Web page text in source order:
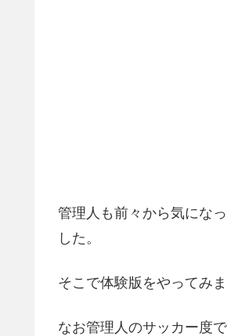
管理人も前々から気にな
した。
そこで体験版をやってみ
なお管理人のサッカー度